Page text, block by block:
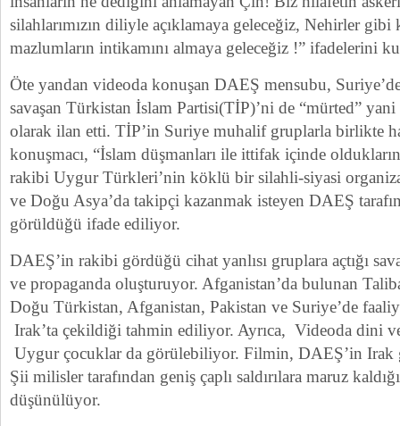
silahlarımızın diliyle açıklamaya geleceğiz, Nehirler gibi
mazlumların intikamını almaya geleceğiz !” ifadelerini
Öte yandan videoda konuşan DAEŞ mensubu,
savaşan Türkistan İslam Partisi(TİP)’ni de “mürted”
olarak ilan etti. TİP’in Suriye muhalif gruplarla birlikte
konuşmacı, “İslam düşmanları ile ittifak içinde
rakibi Uygur Türkleri’nin köklü bir silahli-siyasi
ve Doğu Asya’da takipçi kazanmak isteyen DAEŞ
görüldüğü ifade ediliyor.
DAEŞ’in rakibi gördüğü cihat yanlısı gruplara açtığı
ve propaganda oluşturuyor. Afganistan’da bulunan
Doğu Türkistan, Afganistan, Pakistan ve Suriye’de
Irak’ta çekildiği tahmin ediliyor. Ayrıca, Videoda dini
Uygur çocuklar da görülebiliyor. Filmin, DAEŞ’in Irak
Şii milisler tarafından geniş çaplı saldırılara maruz
düşünülüyor.